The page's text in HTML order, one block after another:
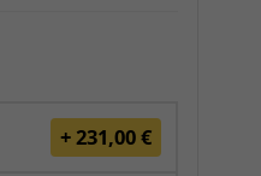
+ 231,00 €